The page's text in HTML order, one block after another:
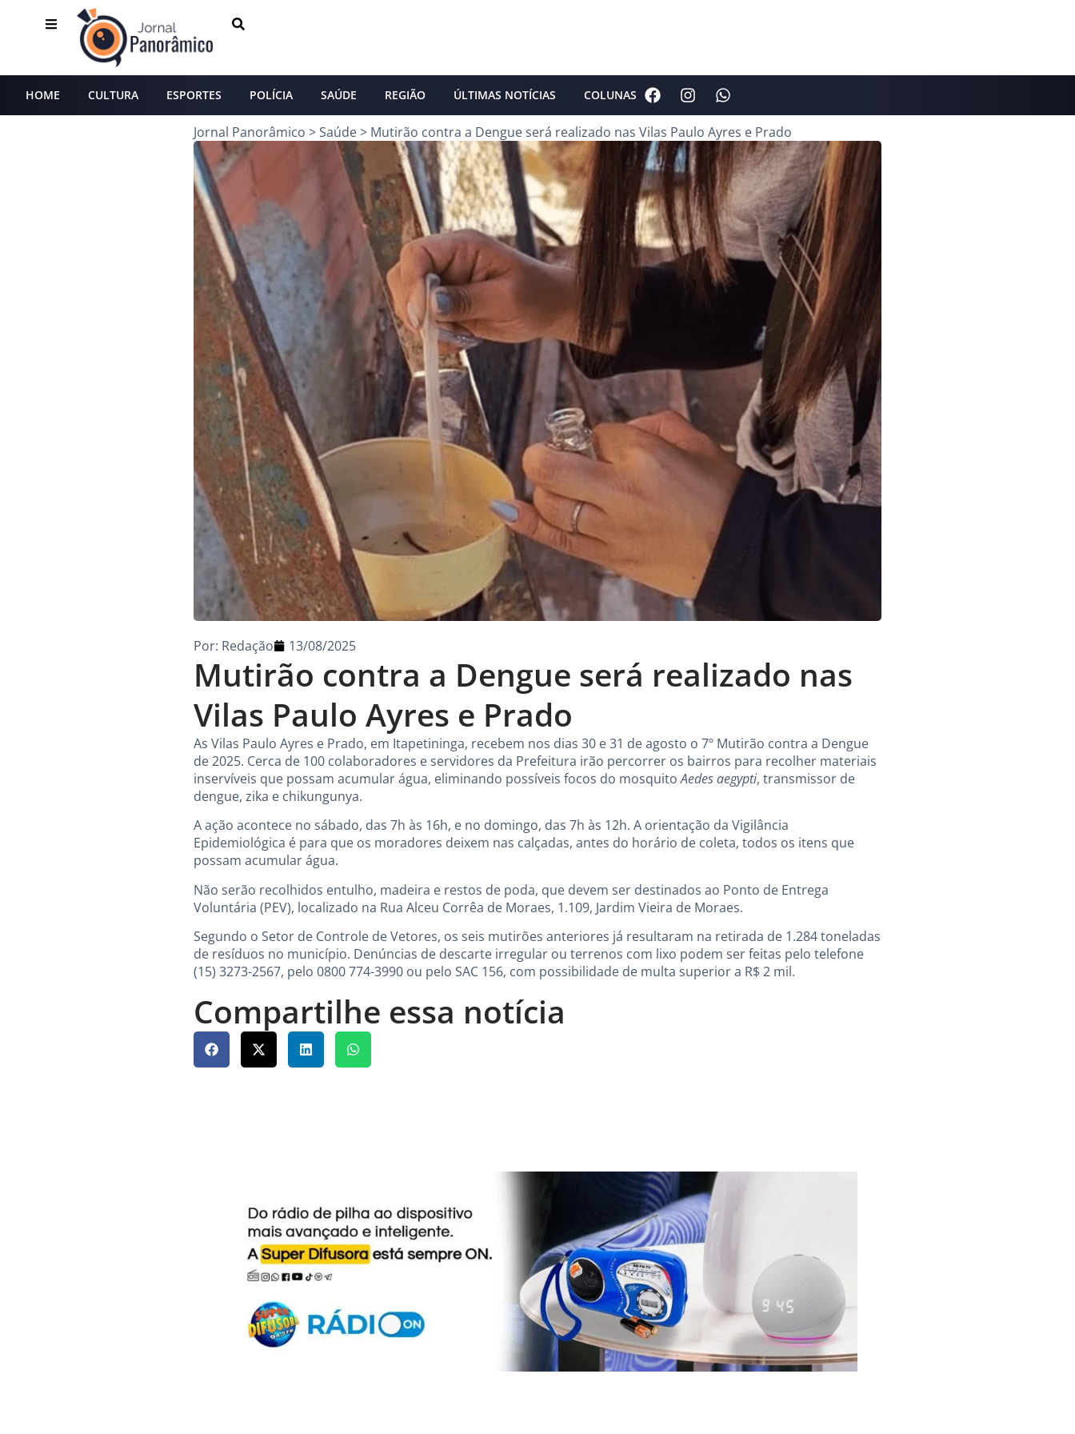
HOME CULTURA ESPORTES POLÍCIA SAÚDE REGIÃO ÚLTIMAS NOTÍCIAS COLUNAS
Jornal Panorâmico >Saúde> Mutirão contra a Dengue será realizado nas Vilas Paulo Ayres e Prado
Mutirão contra a Dengue será realizado nas
Vilas Paulo Ayres e Prado
Por: Redação 13/08/2025
As Vilas Paulo Ayres e Prado, em Itapetininga, recebem nos dias 30 e 31 de agosto o 7º Mutirão contra a Dengue
de 2025. Cerca de 100 colaboradores e servidores da Prefeitura irão percorrer os bairros para recolher materiais
inservíveis que possam acumular água, eliminando possíveis focos do mosquitoAedes aegypti, transmissor de
dengue, zika e chikungunya.
A ação acontece no sábado, das 7h às 16h, e no domingo, das 7h às 12h. A orientação da Vigilância
Epidemiológica é para que os moradores deixem nas calçadas, antes do horário de coleta, todos os itens que
possam acumular água.
Não serão recolhidos entulho, madeira e restos de poda, que devem ser destinados ao Ponto de Entrega
Voluntária (PEV), localizado na Rua Alceu Corrêa de Moraes, 1.109, Jardim Vieira de Moraes.
Segundo o Setor de Controle de Vetores, os seis mutirões anteriores já resultaram na retirada de 1.284 toneladas
de resíduos no município. Denúncias de descarte irregular ou terrenos com lixo podem ser feitas pelo telefone
(15) 3273-2567, pelo 0800 774-3990 ou pelo SAC 156, com possibilidade de multa superior a R$ 2 mil.
Compartilhe essa notícia